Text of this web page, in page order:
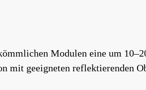
Modulen eine um
geeigneten reflektierenden